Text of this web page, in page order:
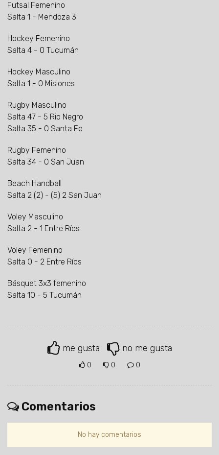
Futsal Femenino
Salta 1 - Mendoza 3
Hockey Femenino
Salta 4 - 0 Tucumán
Hockey Masculino
Salta 1 - 0 Misiones
Rugby Masculino
Salta 47 - 5 Rio Negro
Salta 35 - 0 Santa Fe
Rugby Femenino
Salta 34 - 0 San Juan
Beach Handball
Salta 2 (2) - (5) 2 San Juan
Voley Masculino
Salta 2 - 1 Entre Ríos
Voley Femenino
Salta 0 - 2 Entre Ríos
Básquet 3x3 femenino
Salta 10 - 5 Tucumán
me gusta no me gusta
0 0 0
Comentarios
No hay comentarios